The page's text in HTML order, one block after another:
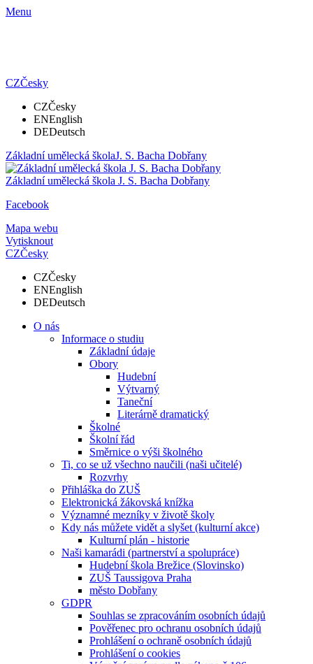
Menu
CZČesky
CZČesky
ENEnglish
DEDeutsch
Základní umělecká školaJ. S. Bacha Dobřany
Základní umělecká škola J. S. Bacha Dobřany
Facebook
Mapa webu
Vytisknout
CZČesky
CZČesky
ENEnglish
DEDeutsch
O nás
Informace o studiu
Základní údaje
Obory
Hudební
Výtvarný
Taneční
Literárně dramatický
Školné
Školní řád
Směrnice o výši školného
Ti, co se už všechno naučili (naši učitelé)
Rozvrhy
Přihláška do ZUŠ
Elektronická žákovská knížka
Významné mezníky v životě školy
Kdy nás můžete vidět a slyšet (kulturní akce)
Kulturní plán - historie
Naši kamarádi (partnerství a spolupráce)
Hudební škola Brežice (Slovinsko)
ZUŠ Taussigova Praha
město Dobřany
GDPR
Souhlas se zpracováním osobních údajů
Pověřenec pro ochranu osobních údajů
Prohlášení o ochraně osobních údajů
Prohlášení o cookies